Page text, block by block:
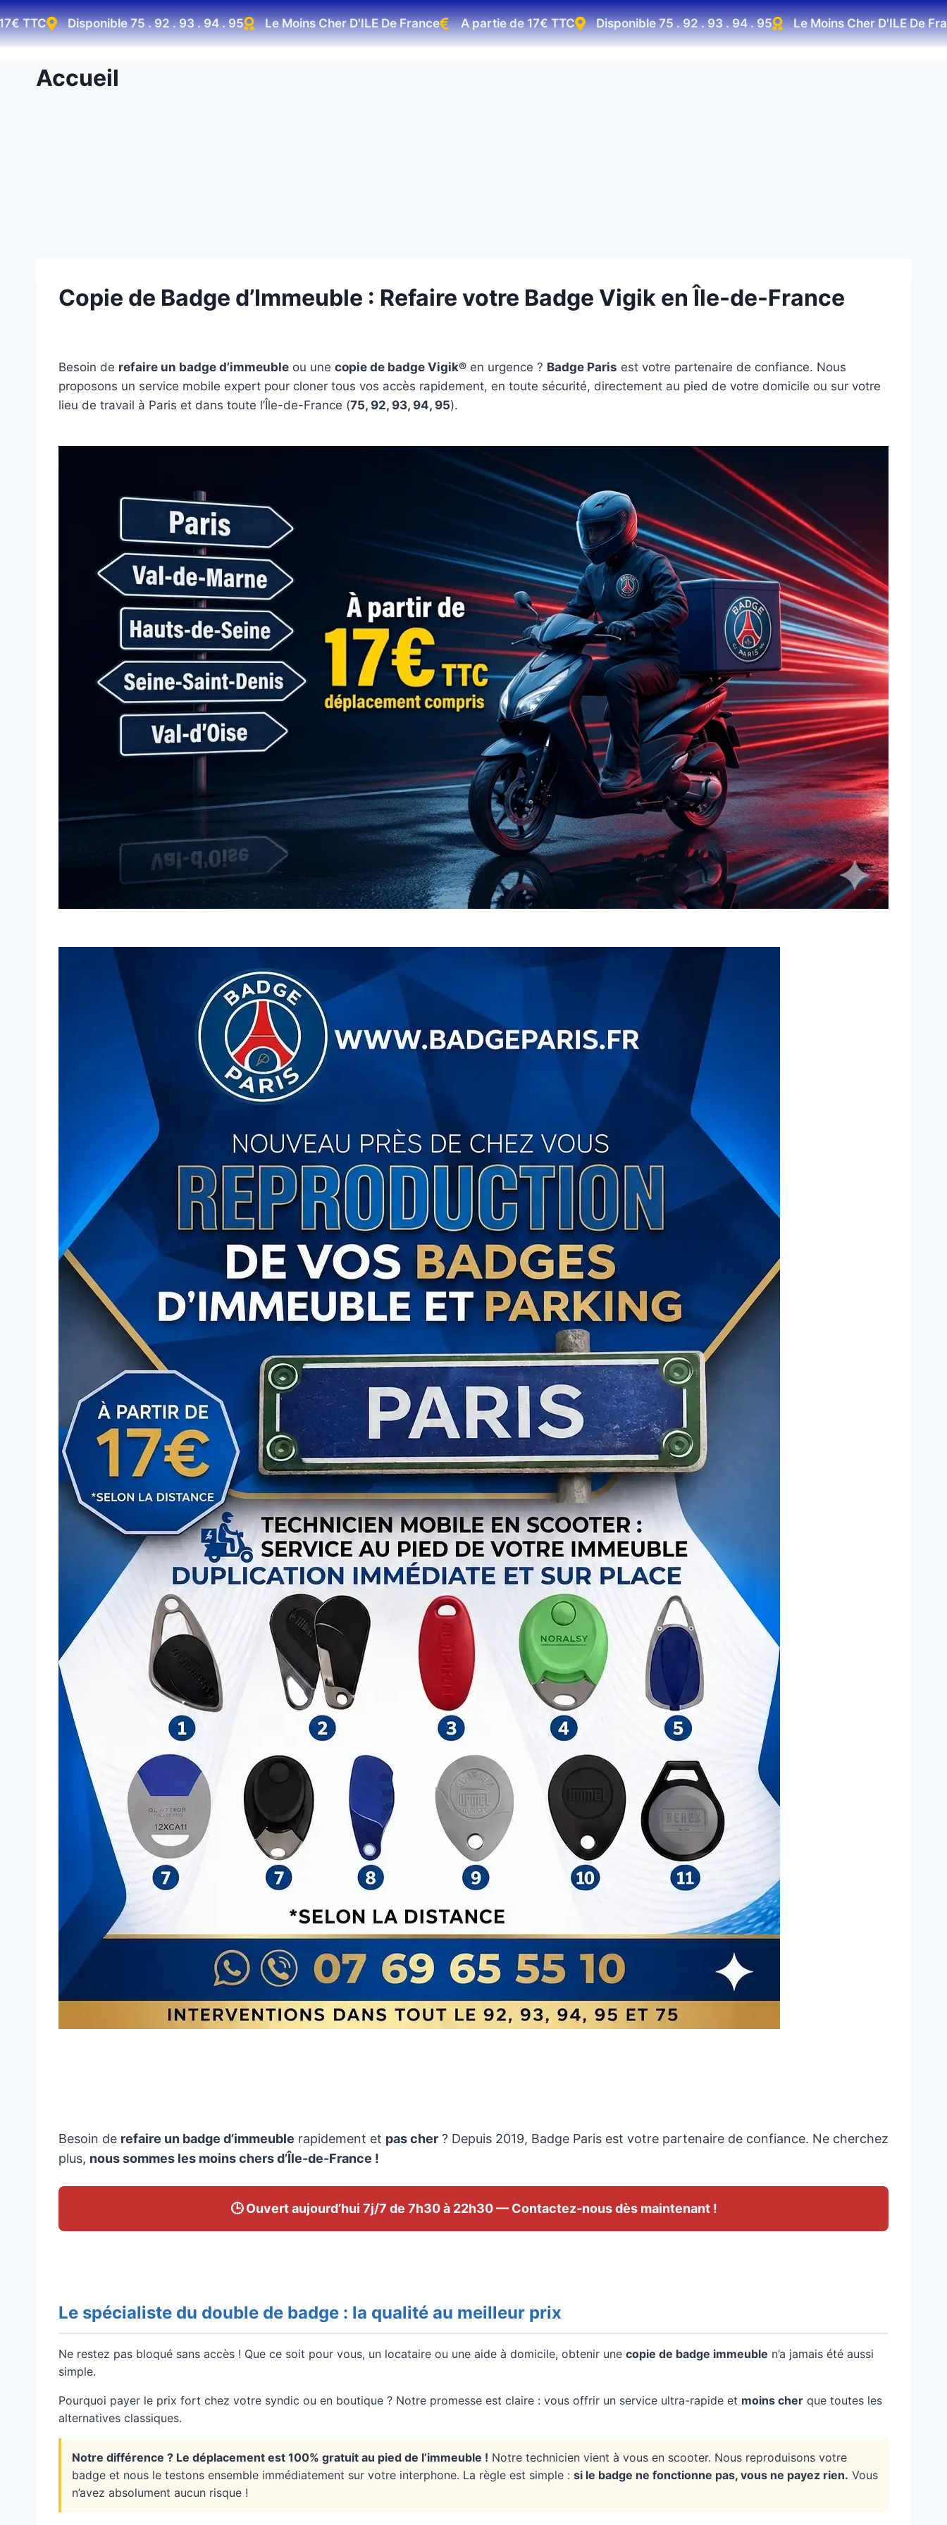
Disponible 75 . 92 . 93 . 94 . 95 Le Moins Cher D'ILE De France A partie de 17€ TTC Disponible 75 . 92 . 93 . 94 . 95 Le Moins Cher D'ILE De France
Accueil
Copie de Badge d’Immeuble : Refaire votre Badge Vigik en Île-de-France
Besoin de refaire un badge d’immeuble ou une copie de badge Vigik® en urgence ? Badge Paris est votre partenaire de confiance. Nous
proposons un service mobile expert pour cloner tous vos accès rapidement, en toute sécurité, directement au pied de votre domicile ou sur votre
lieu de travail à Paris et dans toute l’Île-de-France (75, 92, 93, 94, 95).
Besoin de refaire un badge d’immeuble rapidement et pas cher ? Depuis 2019, Badge Paris est votre partenaire de confiance. Ne cherchez
plus, nous sommes les moins chers d’Île-de-France !
🕒 Ouvert aujourd’hui 7j/7 de 7h30 à 22h30 — Contactez-nous dès maintenant !
Le spécialiste du double de badge : la qualité au meilleur prix
Ne restez pas bloqué sans accès ! Que ce soit pour vous, un locataire ou une aide à domicile, obtenir une copie de badge immeuble n’a jamais été aussi
simple.
Pourquoi payer le prix fort chez votre syndic ou en boutique ? Notre promesse est claire : vous offrir un service ultra-rapide et moins cher que toutes les
alternatives classiques.
Notre différence ? Le déplacement est 100% gratuit au pied de l’immeuble ! Notre technicien vient à vous en scooter. Nous reproduisons votre
badge et nous le testons ensemble immédiatement sur votre interphone. La règle est simple : si le badge ne fonctionne pas, vous ne payez rien. Vous
n’avez absolument aucun risque !